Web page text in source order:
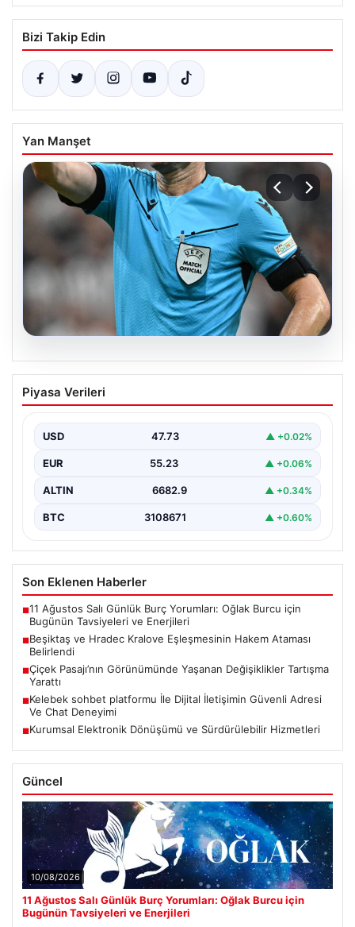
Bizi Takip Edin
Yan Manşet
09.08.2026
Beşiktaş ve Hradec Kralove
Eşleşmesinin Hakem Ataması Belirlendi
olan UEFA Avrupa Ligi üçüncü ön eleme turu…
Piyasa Verileri
USD 47.73 ▲ +0.02%
EUR 55.23 ▲ +0.06%
ALTIN 6682.9 ▲ +0.34%
BTC 3108671 ▲ +0.60%
Son Eklenen Haberler
■11 Ağustos Salı Günlük Burç Yorumları: Oğlak Burcu için
Bugünün Tavsiyeleri ve Enerjileri
■Beşiktaş ve Hradec Kralove Eşleşmesinin Hakem Ataması
Belirlendi
■Çiçek Pasajı’nın Görünümünde Yaşanan Değişiklikler Tartışma
Yarattı
■Kelebek sohbet platformu İle Dijital İletişimin Güvenli Adresi
Ve Chat Deneyimi
■Kurumsal Elektronik Dönüşümü ve Sürdürülebilir Hizmetleri
Güncel
10/08/2026
11 Ağustos Salı Günlük Burç Yorumları: Oğlak Burcu için
Bugünün Tavsiyeleri ve Enerjileri